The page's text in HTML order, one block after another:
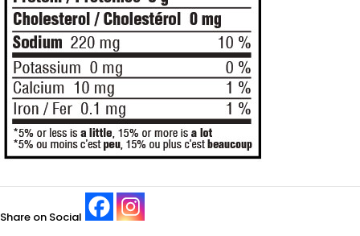
Share on Social